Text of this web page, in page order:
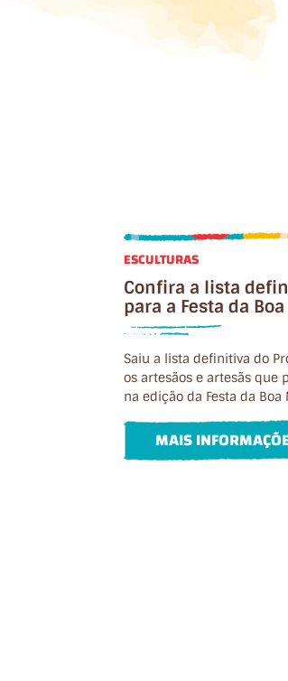
ESCULTURAS
Confira a lista
para a Festa da
Saiu a lista definitiva do
os artesãos e artesãs que
na edição da Festa da
MAIS